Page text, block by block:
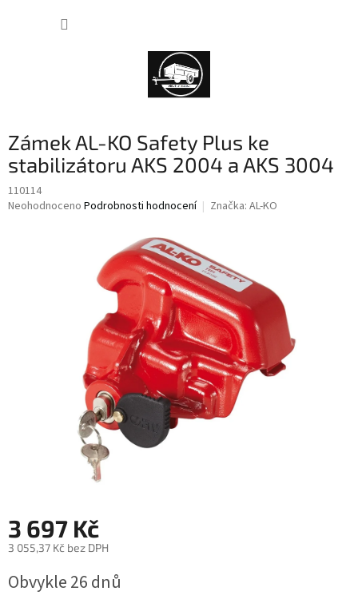
Zámek AL-KO Safety Plus ke
stabilizátoru AKS 2004 a AKS 3004
110114
Průměrné
Neohodnoceno Podrobnosti hodnocení Značka: AL-KO
3 697 Kč
3 055,37 Kč bez DPH
cena:
Obvykle 26 dnů